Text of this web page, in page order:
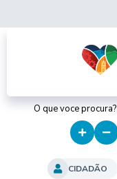
O que voce procura?
CIDADÃO